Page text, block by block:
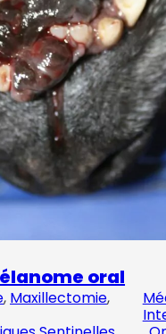
oral
, Maxillectomie,